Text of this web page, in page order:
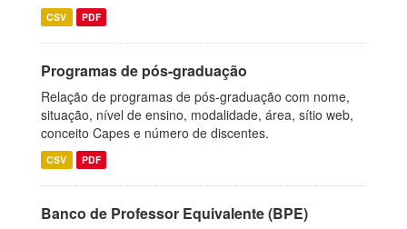
CSV PDF
Programas de pós-graduação
Relação de programas de pós-graduação com nome,
situação, nível de ensino, modalidade, área, sítio web,
conceito Capes e número de discentes.
CSV PDF
Banco de Professor Equivalente (BPE)